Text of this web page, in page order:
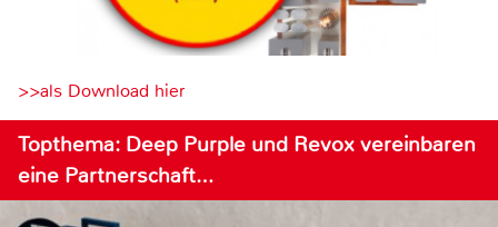
>>als Download hier
Topthema: Deep Purple und Revox vereinbaren
eine Partnerschaft…